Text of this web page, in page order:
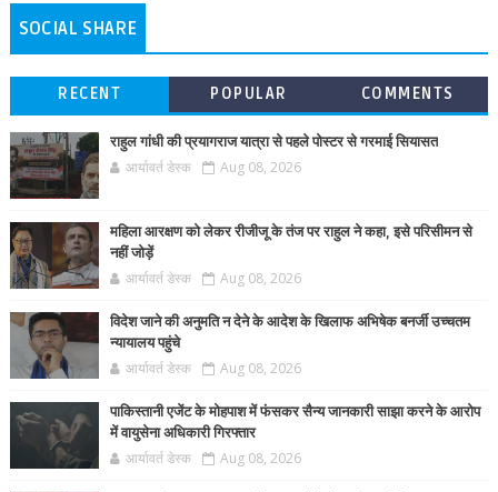
SOCIAL SHARE
RECENT POPULAR COMMENTS
राहुल गांधी की प्रयागराज यात्रा से पहले पोस्टर से गरमाई सियासत
आर्यावर्त डेस्क Aug 08, 2026
महिला आरक्षण को लेकर रीजीजू के तंज पर राहुल ने कहा, इसे परिसीमन से
नहीं जोड़ें
आर्यावर्त डेस्क Aug 08, 2026
विदेश जाने की अनुमति न देने के आदेश के खिलाफ अभिषेक बनर्जी उच्चतम
न्यायालय पहुंचे
आर्यावर्त डेस्क Aug 08, 2026
पाकिस्तानी एजेंट के मोहपाश में फंसकर सैन्य जानकारी साझा करने के आरोप
में वायुसेना अधिकारी गिरफ्तार
आर्यावर्त डेस्क Aug 08, 2026